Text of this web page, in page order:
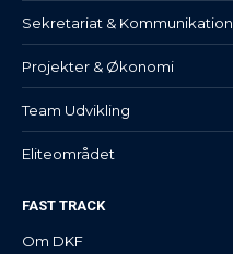
Sekretariat & Kommunikation
Projekter & Økonomi
Team Udvikling
Eliteområdet
FAST TRACK
Om DKF